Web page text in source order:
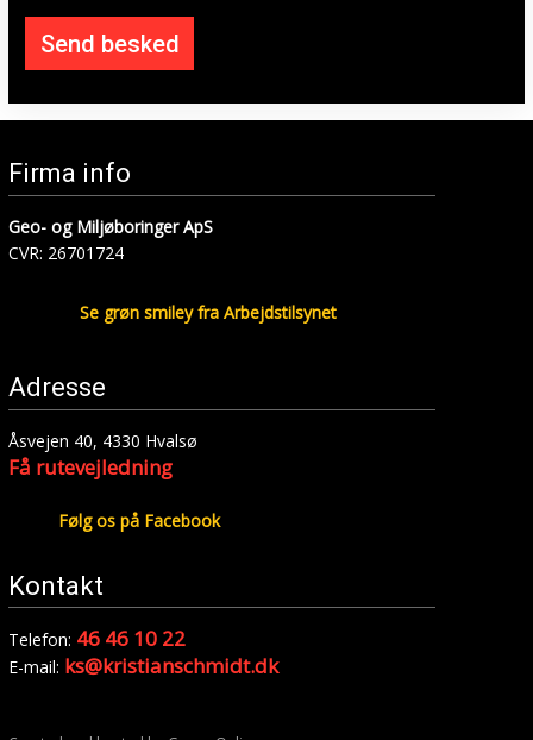
Firma info​
Geo- og Miljøboringer ApS​
CVR: 26701724
​Se grøn smiley fra Arbejdstilsynet
Adresse
Åsvejen 40, 4330 Hvalsø​
Få rutevejledning
Følg os på Facebook
Kontakt
Telefon: 46 46 10 22
E-mail: ks@kristianschmidt.dk